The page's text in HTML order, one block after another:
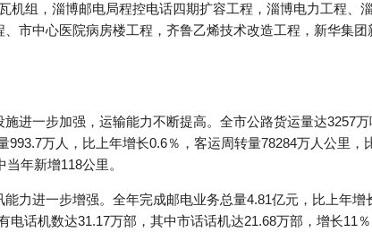
机组，淄博邮电局程控电话四期扩容工程，淄博电力工程、
市中心医院病房楼工程，齐鲁乙烯技术改造工程，新华集
进一步加强，运输能力不断提高。全市公路货运量达3257
993.7万人，比上年增长0.6％，客运周转量78284万人公里
年新增118公里。
力进一步增强。全年完成邮电业务总量4.81亿元，比上年
电话机数达31.17万部，其中市话话机达21.68万部，增长11